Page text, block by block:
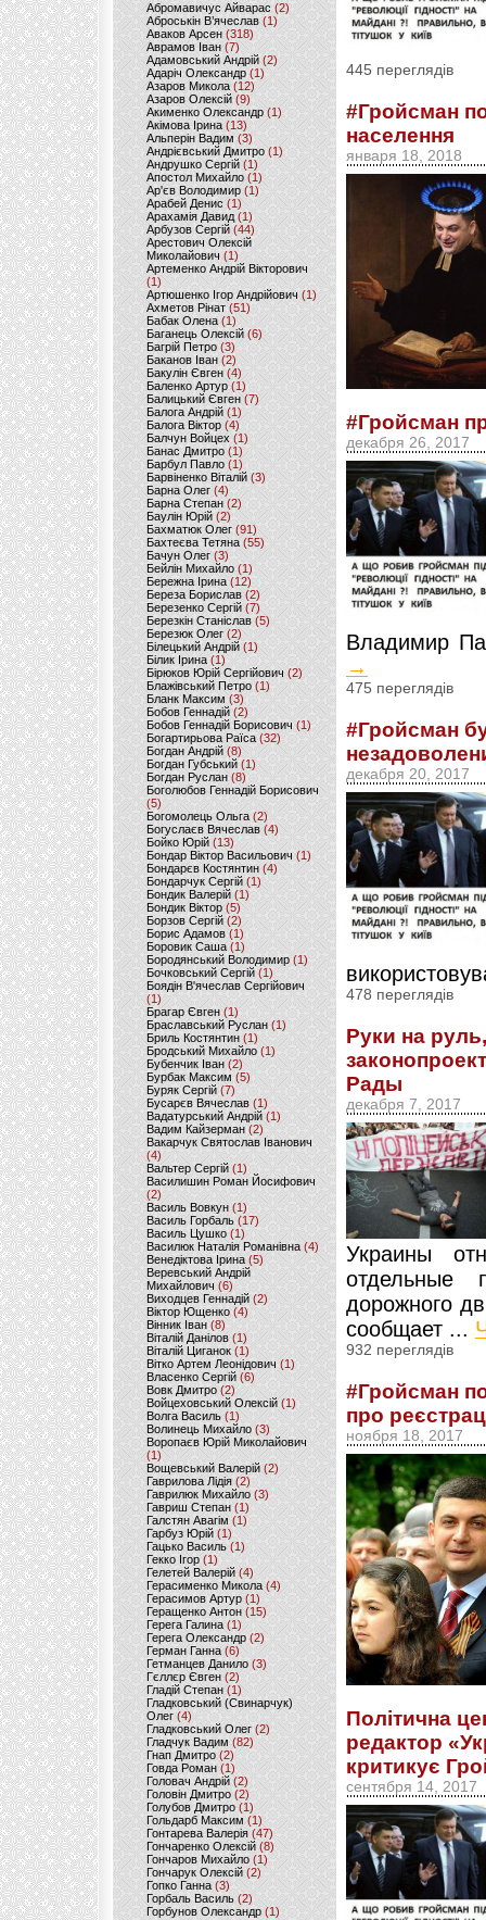
Абромавичус Айварас (2)
Аброськін В’ячеслав(1)
Аваков Арсен (318)
Аврамов Іван (7)
Адамовський Андрій(2)
Адаріч Олександр (1)
Азаров Микола (12)
Азаров Олексій (9)
Акименко Олександр(1)
Акімова Ірина(13)
Альперін Вадим (3)
Андрієвський Дмитро(1)
Андрушко Сергій(1)
Апостол Михайло(1)
Ар'єв Володимир (1)
Арабей Денис(1)
Арахамія Давид (1)
Арбузов Сергій (44)
Арестович Олексій
Миколайович(1)
Артеменко Андрій Вікторович
(1)
Артюшенко Ігор Андрійович(1)
Ахметов Рінат(51)
Бабак Олена(1)
Баганець Олексій(6)
Багрій Петро (3)
Баканов Іван(2)
Бакулін Євген (4)
Баленко Артур(1)
Балицький Євген(7)
Балога Андрій (1)
Балога Віктор (4)
Балчун Войцех (1)
Банас Дмитро (1)
Барбул Павло(1)
Барвіненко Віталій(3)
Барна Олег (4)
Барна Степан (2)
Баулін Юрій (2)
Бахматюк Олег (91)
Бахтеєва Тетяна(55)
Бачун Олег (3)
Бейлін Михайло (1)
Бережна Ірина(12)
Береза Борислав(2)
Березенко Сергій (7)
Березкін Станіслав (5)
Березюк Олег(2)
Білецький Андрій (1)
Білик Ірина (1)
Бірюков Юрій Сергійович (2)
Блажівський Петро (1)
Бланк Максим(3)
Бобов Геннадій (2)
Бобов Геннадій Борисович (1)
Богартирьова Раїса (32)
Богдан Андрій(8)
Богдан Губський (1)
Богдан Руслан(8)
Боголюбов Геннадій Борисович
(5)
Богомолець Ольга (2)
Богуслаєв Вячеслав (4)
Бойко Юрій (13)
Бондар Віктор Васильович (1)
Бондарєв Костянтин (4)
Бондарчук Сергій(1)
Бондик Валерій (1)
Бондик Віктор(5)
Борзов Сергiй (2)
Борис Адамов(1)
Боровик Саша (1)
Бородянський Володимир (1)
Бочковський Сергій (1)
Боядін В'ячеслав Сергійович
(1)
Брагар Євген (1)
Браславський Руслан (1)
Бриль Костянтин (1)
Бродський Михайло (1)
Бубенчик Іван(2)
Бурбак Максим (5)
Буряк Сергій (7)
Бусарєв Вячеслав (1)
Вадатурський Андрій (1)
Вадим Кайзерман (2)
Вакарчук Святослав Іванович
(4)
Вальтер Сергій (1)
Василишин Роман Йосифович
(2)
Василь Вовкун (1)
Василь Горбаль (17)
Василь Цушко (1)
Василюк Наталія Романівна (4)
Венедіктова Ірина(5)
Веревський Андрій
Михайлович (6)
Виходцев Геннадій (2)
Віктор Ющенко (4)
Вінник Іван (8)
Віталій Данілов (1)
Віталій Циганок (1)
Вітко Артем Леонідович(1)
Власенко Сергій (6)
Вовк Дмитро(2)
Войцеховський Олексій(1)
Волга Василь (1)
Волинець Михайло (3)
Воропаєв Юрій Миколайович
(1)
Вощевський Валерій(2)
Гаврилова Лідія (2)
Гаврилюк Михайло (3)
Гавриш Степан (1)
Галстян Авагім (1)
Гарбуз Юрій (1)
Гацько Василь (1)
Гекко Ігор(1)
Гелетей Валерій (4)
Герасименко Микола (4)
Герасимов Артур (1)
Геращенко Антон(15)
Герега Галина (1)
Герега Олександр (2)
Герман Ганна (6)
Гетманцев Данило (3)
Гєллєр Євген (2)
Гладій Степан(1)
Гладковський (Свинарчук)
Олег (4)
Гладковський Олег (2)
Гладчук Вадим (82)
Гнап Дмитро (2)
Говда Роман(1)
Головач Андрій (2)
Головін Дмитро (2)
Голубов Дмитро (1)
Гольдарб Максим(1)
Гонтарева Валерія (47)
Гончаренко Олексій(8)
Гончаров Михайло (1)
Гончарук Олексій (2)
Гопко Ганна (3)
Горбаль Василь (2)
Горбунов Олександр (1)
445 переглядів
#Гройсман
населення
января 18, 2018
#Гройсман
декабря 26, 2017
Владимир
→
475 переглядів
#Гройсман
декабря 20, 2017
478 переглядів
Руки на
Рады
декабря 7, 2017
Украины
отдельные
дорожного
сообщает ...
932 переглядів
#Гройсман
про
ноября 18, 2017
Політична
редактор
критикує
сентября 14, 2017